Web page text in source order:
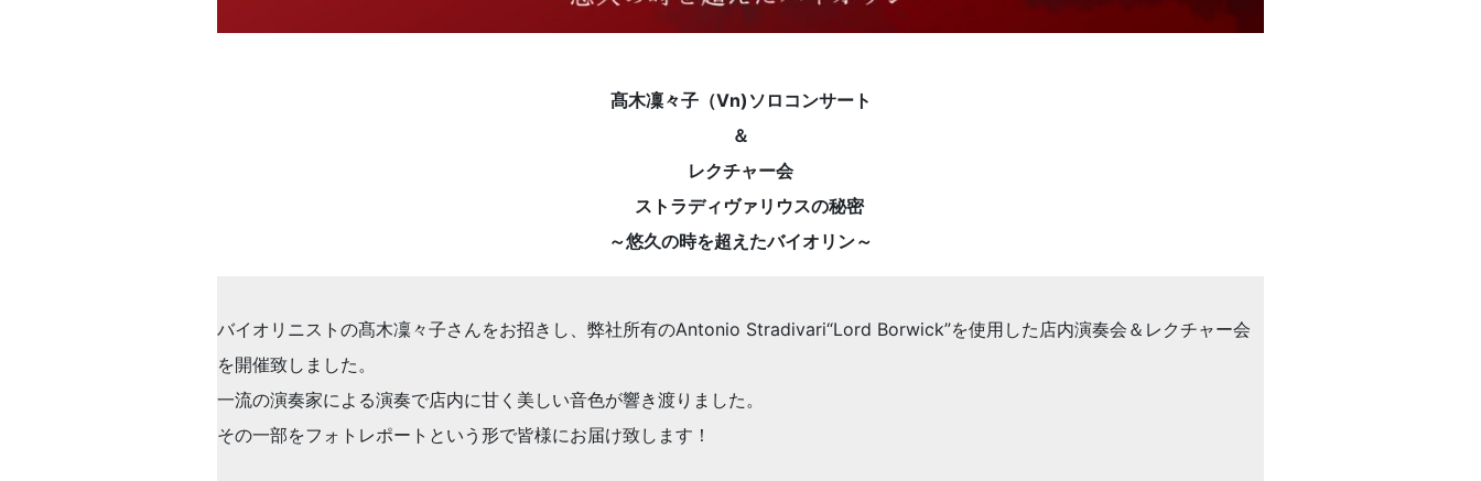
髙木凜々子（Vn)ソロコンサート
＆
レクチャー会
ストラディヴァリウスの秘密
～悠久の時を超えたバイオリン～
バイオリニストの髙木凜々子さんをお招きし、弊社所有のAntonio Stradivari“Lord Borwick”を使用した店内演奏会＆レクチャー会
を開催致しました。
一流の演奏家による演奏で店内に甘く美しい音色が響き渡りました。
その一部をフォトレポートという形で皆様にお届け致します！